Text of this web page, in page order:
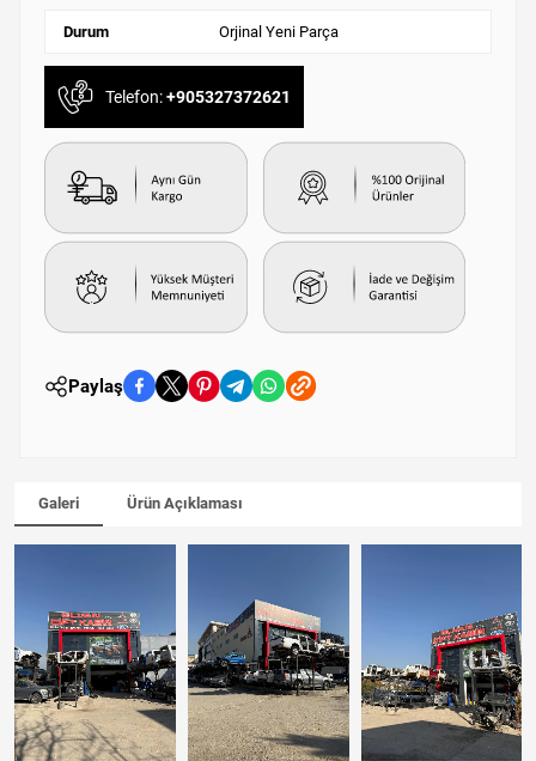
Durum Orjinal Yeni Parça
Telefon:+905327372621
Paylaş
Galeri Ürün Açıklaması